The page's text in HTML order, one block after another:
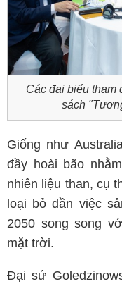
Các đại biểu tham
sách
Giống như
đầy hoài bão
nhiên liệu than, cụ
loại bỏ dần việc
2050 song song
mặt trời.
Đại sứ